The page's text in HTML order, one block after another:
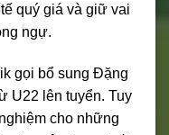
quý giá và giữ vai
ngự.
gọi bổ sung Đặng
U22 lên tuyển. Tuy
cho những